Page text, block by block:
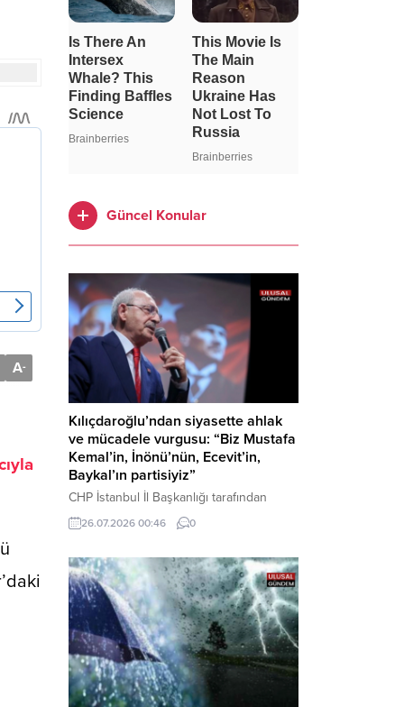
A-
Güncel Konular
Kılıçdaroğlu’ndan siyasette ahlak
ve mücadele vurgusu: “Biz Mustafa
Kemal’in, İnönü’nün, Ecevit’in,
Baykal’ın partisiyiz”
CHP İstanbul İl Başkanlığı tarafından
düzenlenen Üye Katılım Töreni’nde
konuşan Kemal Kılıçdaroğlu; partinin
beşli çetelerle mücadeleden Aile
Destekleri Sigortası’na kadar birçok kritik
konuda sert ve net mesajlar verdi. Haber
Merkezi – CHP Genel Başkanı Kemal
Kılıçdaroğlu, Rauf Denktaş Kültür
Merkezi’nde gerçekleştirilen ve yeni
üyelere rozetlerinin takıldığı...
26.07.2026 00:46 0